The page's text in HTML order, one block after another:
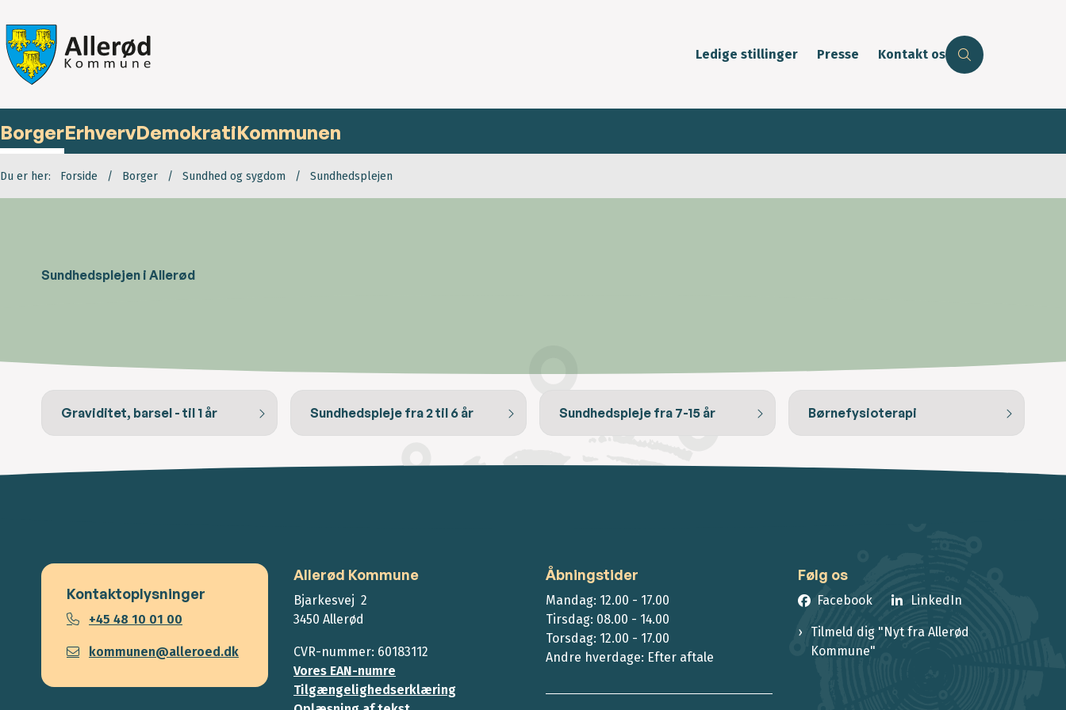
Ledige stillinger Presse Kontakt os
BorgerErhvervDemokratiKommunen
Du er her: Forside Borger Sundhed og sygdom Sundhedsplejen
Sundhedsplejen i Allerød
Graviditet, barsel - til 1 år Sundhedspleje fra 2 til 6 år Sundhedspleje fra 7-15 år Børnefysioterapi
Kontaktoplysninger
+45 48 10 01 00
kommunen@alleroed.dk
Allerød Kommune
Bjarkesvej 2
3450 Allerød
CVR-nummer: 60183112
Vores EAN-numre
Tilgængelighedserklæring
Åbningstider
Mandag: 12.00 - 17.00
Tirsdag: 08.00 - 14.00
Torsdag: 12.00 - 17.00
Andre hverdage: Efter aftale
Følg os
Facebook LinkedIn
Tilmeld dig "Nyt fra Allerød
Kommune"